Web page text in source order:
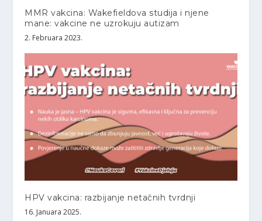
MMR vakcina: Wakefieldova studija i njene
mane: vakcine ne uzrokuju autizam
2. Februara 2023.
HPV vakcina: razbijanje netačnih tvrdnji
16. Januara 2025.